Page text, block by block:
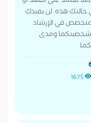
حالتك هذه. لن يفيدك
متخصص في الإرشاد
شخصيتكما ومدى
1675